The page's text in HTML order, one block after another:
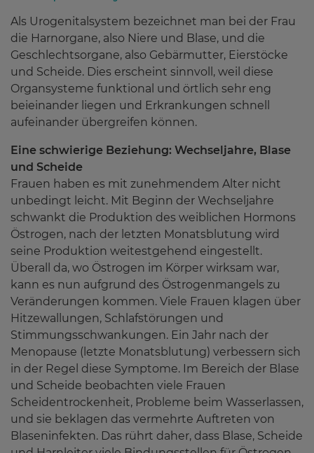
Pharmazeutische Dienstleistungen
Kompressionsstrümpfe anmessen
Medikations-Check
Risikoerfassung hoher Blutdruck
Schwedenbitter Maria Treben
Sonnenmoor-Produkte
Homöopathische Schlankheitstropfen
Fastentee
Deoroller mit 7-Tage-Wirkung
Haartinktur bei Haarausfall
Lippenbalsam
Narbensalbe
Verdauungstropfen
Pflegender Nasenbalsam
Schmerzgelroller
Frauen
Männer
Senioren
Service
Magazin GESUNDHEIT
Notdienst
Wissenswertes
Arzneimittel | Gebrauch & Lagerung
Podcast | Kopfschmerzen
Apotheker in der Pharmaindustrie
Tipps zur Raucherentwöhnung
Tipps zur Behandlung von Durchfall
Checkliste Hausapotheke & Reiseapotheke
Über uns
Das Pregizer-Team
Karriere
News
Kundenstimmen
Kontakt
Als Urogenitalsystem bezeichnet man bei der Frau
die Harnorgane, also Niere und Blase, und die
Geschlechtsorgane, also Gebärmutter, Eierstöcke
und Scheide. Dies erscheint sinnvoll, weil diese
Organsysteme funktional und örtlich sehr eng
beieinander liegen und Erkrankungen schnell
aufeinander übergreifen können.
Eine schwierige Beziehung: Wechseljahre, Blase
und Scheide
Frauen haben es mit zunehmendem Alter nicht
unbedingt leicht. Mit Beginn der Wechseljahre
schwankt die Produktion des weiblichen Hormons
Östrogen, nach der letzten Monatsblutung wird
seine Produktion weitestgehend eingestellt.
Überall da, wo Östrogen im Körper wirksam war,
kann es nun aufgrund des Östrogenmangels zu
Veränderungen kommen. Viele Frauen klagen über
Hitzewallungen, Schlafstörungen und
Stimmungsschwankungen. Ein Jahr nach der
Menopause (letzte Monatsblutung) verbessern sich
in der Regel diese Symptome. Im Bereich der Blase
und Scheide beobachten viele Frauen
Scheidentrockenheit, Probleme beim Wasserlassen,
und sie beklagen das vermehrte Auftreten von
Blaseninfekten. Das rührt daher, dass Blase, Scheide